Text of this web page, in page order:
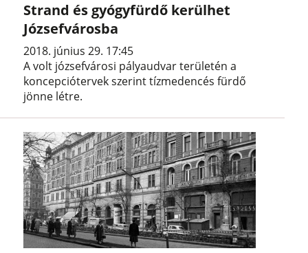
Strand és gyógyfürdő kerülhet
Józsefvárosba
2018. június 29. 17:45
A volt józsefvárosi pályaudvar területén a
koncepciótervek szerint tízmedencés fürdő
jönne létre.